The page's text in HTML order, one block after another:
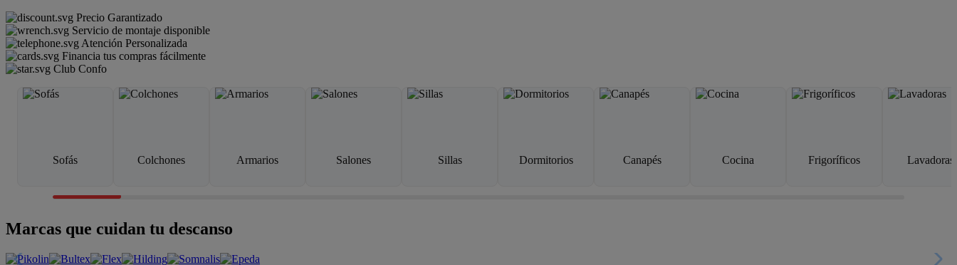
Precio Garantizado
Servicio de montaje disponible
Atención Personalizada
Financia tus compras fácilmente
Club Confo
Sofás Colchones Armarios Salones Sillas Dormitorios Canapés Cocina Frigoríficos Lavadoras
Marcas que cuidan tu descanso